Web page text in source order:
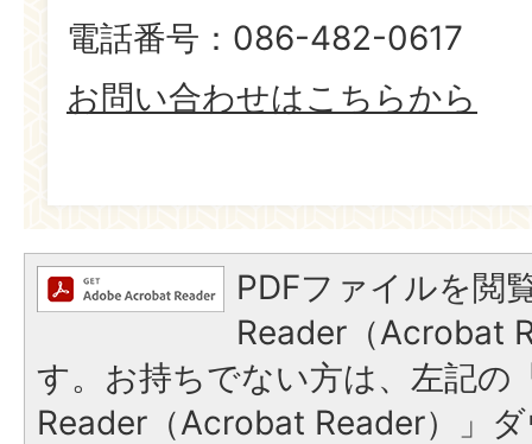
電話番号：086-482-0617
お問い合わせはこちらから
PDFファイルを閲
Reader（Acrobat
す。お持ちでない方は、左記の
Reader（Acrobat Reader）」